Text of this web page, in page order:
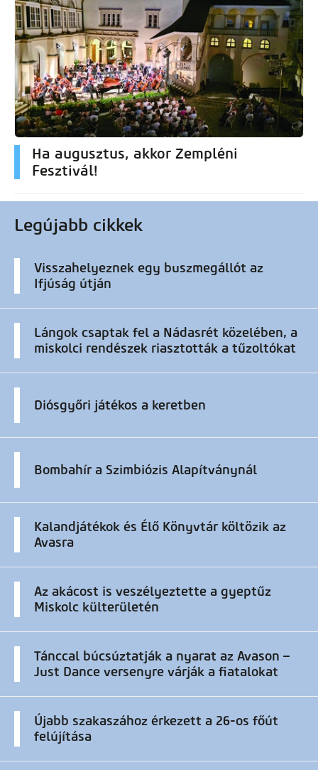
Ha augusztus, akkor Zempléni
Fesztivál!
Legújabb cikkek
Visszahelyeznek egy buszmegállót az
Ifjúság útján
Lángok csaptak fel a Nádasrét közelében, a
miskolci rendészek riasztották a tűzoltókat
Diósgyőri játékos a keretben
Bombahír a Szimbiózis Alapítványnál
Kalandjátékok és Élő Könyvtár költözik az
Avasra
Az akácost is veszélyeztette a gyeptűz
Miskolc külterületén
Tánccal búcsúztatják a nyarat az Avason –
Just Dance versenyre várják a fiatalokat
Újabb szakaszához érkezett a 26-os főút
felújítása